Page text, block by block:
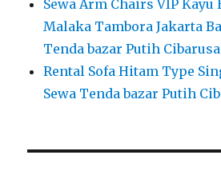
Sewa Arm Chairs VIP Kayu
Malaka Tambora Jakarta
Tenda bazar Putih
Rental Sofa Hitam Type
Sewa Tenda bazar Putih